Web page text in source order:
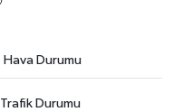
Hava Durumu
Trafik Durumu